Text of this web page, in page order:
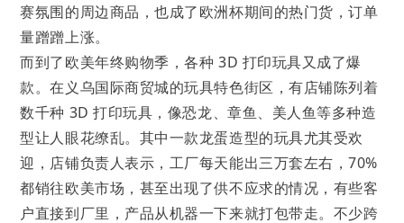
赛氛围的周边商品，也成了欧洲杯期间的热门货，订单
量蹭蹭上涨。
而到了欧美年终购物季，各种 3D 打印玩具又成了爆
款。在义乌国际商贸城的玩具特色街区，有店铺陈列着
数千种 3D 打印玩具，像恐龙、章鱼、美人鱼等多种造
型让人眼花缭乱。其中一款龙蛋造型的玩具尤其受欢
迎，店铺负责人表示，工厂每天能出三万套左右，70%
都销往欧美市场，甚至出现了供不应求的情况，有些客
户直接到厂里，产品从机器一下来就打包带走。不少跨